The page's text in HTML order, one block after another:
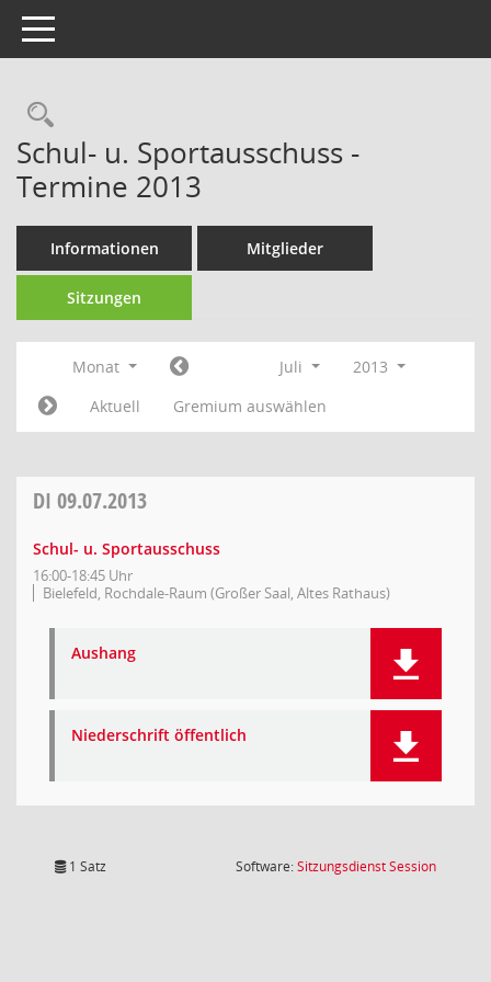
Toggle navigation
Rechercheauswahl
Schul- u. Sportausschuss -
Termine 2013
Informationen Mitglieder
Sitzungen
Monat Juli
2013
Aktuell
Gremium auswählen
DI 09.07.2013
Schul- u. Sportausschuss
16:00-18:45 Uhr
Bielefeld, Rochdale-Raum (Großer Saal, Altes Rathaus)
Aushang
Niederschrift öffentlich
1 Satz Software:SitzungsdienstSession(Wird in